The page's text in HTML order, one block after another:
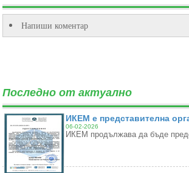
Напиши коментар
Последно от актуално
ИКЕМ е представителна
06-02-2026
ИКЕМ продължава да бъде